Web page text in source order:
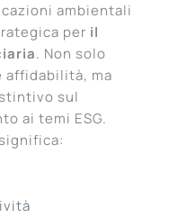
ambientali
per il
. Non solo
affidabilità, ma
sul
ai temi ESG.